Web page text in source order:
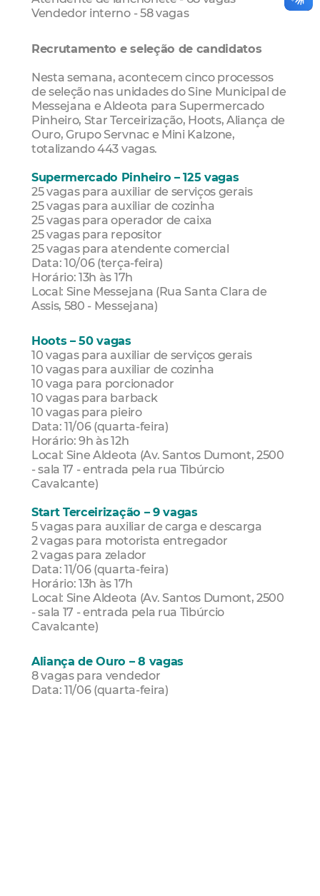
Vendedor interno - 58 vagas
Recrutamento e seleção de candidatos
Nesta semana, acontecem cinco processos
de seleção nas unidades do Sine Municipal de
Messejana e Aldeota para Supermercado
Pinheiro, Star Terceirização, Hoots, Aliança de
Ouro, Grupo Servnac e Mini Kalzone,
totalizando 443 vagas.
Supermercado Pinheiro – 125 vagas
25 vagas para auxiliar de serviços gerais
25 vagas para auxiliar de cozinha
25 vagas para operador de caixa
25 vagas para repositor
25 vagas para atendente comercial
Data: 10/06 (terça-feira)
Horário: 13h às 17h
Local: Sine Messejana (Rua Santa Clara de
Assis, 580 - Messejana)
Hoots – 50 vagas
10 vagas para auxiliar de serviços gerais
10 vagas para auxiliar de cozinha
10 vaga para porcionador
10 vagas para barback
10 vagas para pieiro
Data: 11/06 (quarta-feira)
Horário: 9h às 12h
Local: Sine Aldeota (Av. Santos Dumont, 2500
- sala 17 - entrada pela rua Tibúrcio
Cavalcante)
Start Terceirização – 9 vagas
5 vagas para auxiliar de carga e descarga
2 vagas para motorista entregador
2 vagas para zelador
Data: 11/06 (quarta-feira)
Horário: 13h às 17h
Local: Sine Aldeota (Av. Santos Dumont, 2500
- sala 17 - entrada pela rua Tibúrcio
Cavalcante)
Aliança de Ouro – 8 vagas
8 vagas para vendedor
Data: 11/06 (quarta-feira)